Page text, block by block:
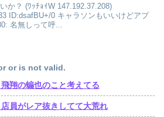
か？ (ﾜｯﾁｮｲW 147.192.37.208)
ID:dsafBU+/0 キャラソンもいいけどアプ
名無しって呼...
or is not valid.
翔の蝙也のこと考えてる
店員がレア抜きしてて大荒れ